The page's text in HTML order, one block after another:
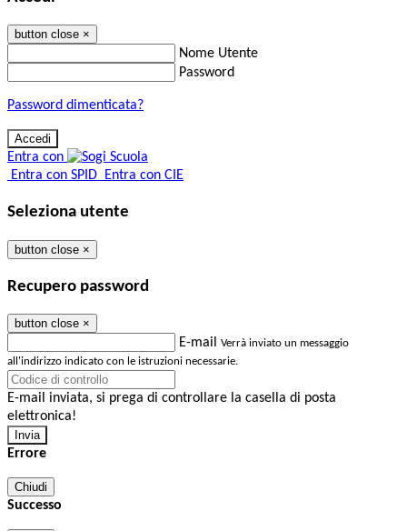
button close ×
Nome Utente
Password
Password dimenticata?
Entra con
Entra con SPID Entra con CIE
Seleziona utente
button close ×
Recupero password
button close ×
E-mail Verrà inviato un messaggio
all'indirizzo indicato con le istruzioni necessarie.
E-mail inviata, si prega di controllare la casella di posta
elettronica!
Errore
Chiudi
Successo